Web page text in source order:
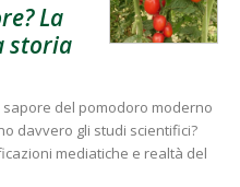
La
storia
del pomodoro moderno
davvero gli studi scientifici?
mediatiche e realtà del